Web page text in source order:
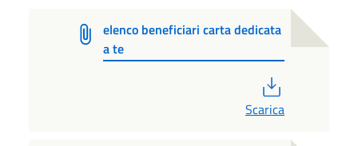
elenco beneficiari carta dedicata
a te
Scarica